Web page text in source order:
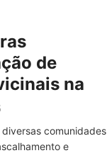
de
na
comunidades
e